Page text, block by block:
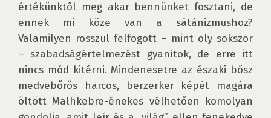
értékünktől meg akar bennünket fosztani, de
ennek mi köze van a sátánizmushoz?
Valamilyen rosszul felfogott – mint oly sokszor
– szabadságértelmezést gyanítok, de erre itt
nincs mód kitérni. Mindenesetre az északi bősz
medvebőrös harcos, berzerker képét magára
öltött Malhkebre-énekes vélhetően komolyan